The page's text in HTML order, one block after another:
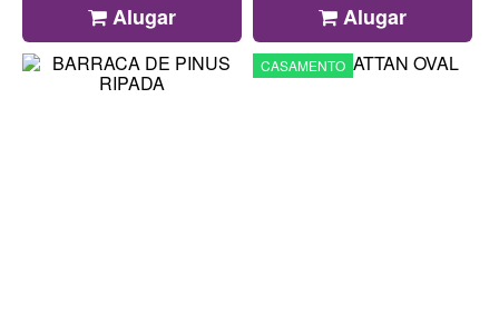
Alugar Alugar
CASAMENTO